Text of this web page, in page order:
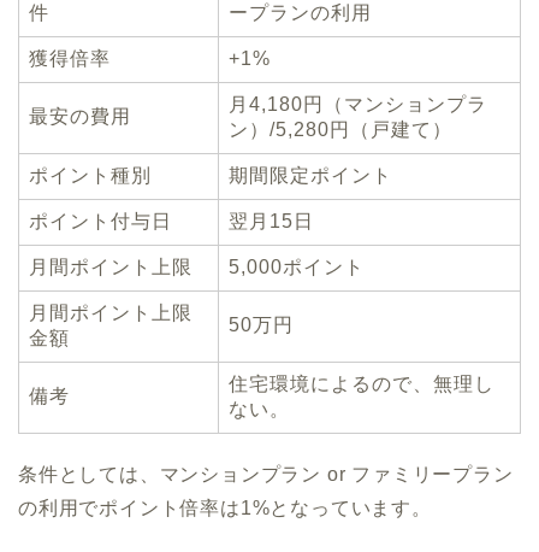
件
ープランの利用
獲得倍率 +1%
最安の費用
月4,180円（マンションプラ
ン）/5,280円（戸建て）
ポイント種別 期間限定ポイント
ポイント付与日 翌月15日
月間ポイント上限 5,000ポイント
月間ポイント上限
金額
50万円
備考
住宅環境によるので、無理し
ない。
条件としては、マンションプラン or ファミリープラン
の利用でポイント倍率は1%となっています。